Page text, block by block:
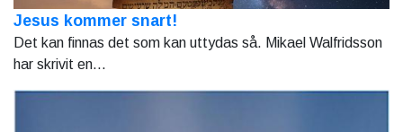
Jesus kommer snart!
Det kan finnas det som kan uttydas så. Mikael Walfridsson
har skrivit en...